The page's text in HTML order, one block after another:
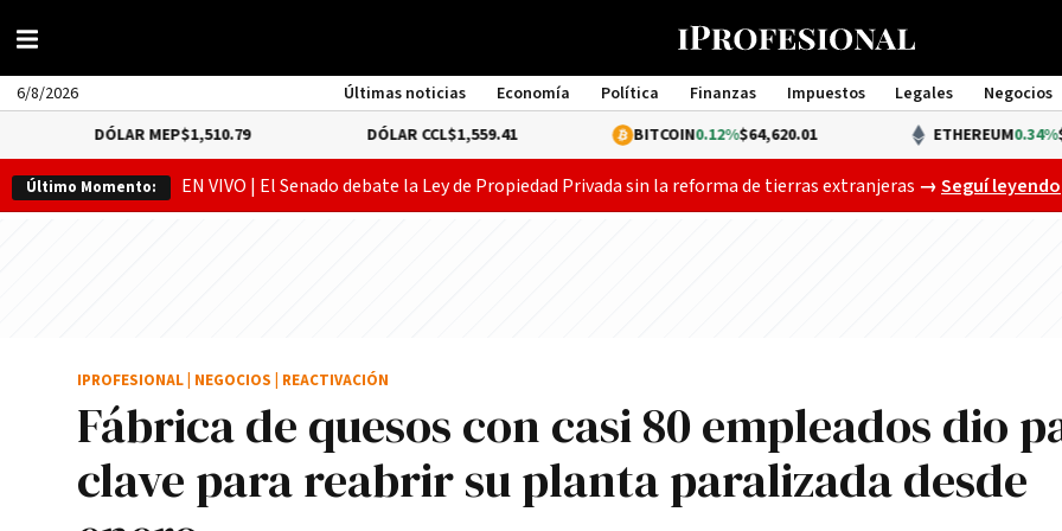
6/8/2026 Últimas noticias Economía Política Finanzas Impuestos Legales Negocios
Management
$1,510.79 $1,559.41 0.12%$64,620.01 0.34%$1,904.10
Último Momento: EN VIVO | El Senado debate la Ley de Propiedad Privada sin la reforma de tierras extranjeras Gobierno
→Seguí leyendo
Fábrica de quesos con casi 80 empleados dio
clave para reabrir su planta paralizada desde
IPROFESIONAL NEGOCIOS REACTIVACIÓN